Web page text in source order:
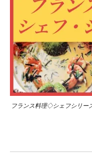
フランス料理◇シェフシリ